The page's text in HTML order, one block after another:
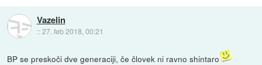
Vazelin
::27. feb 2018, 00:21
BP se preskoči dve generaciji, če človek ni ravno shintaro